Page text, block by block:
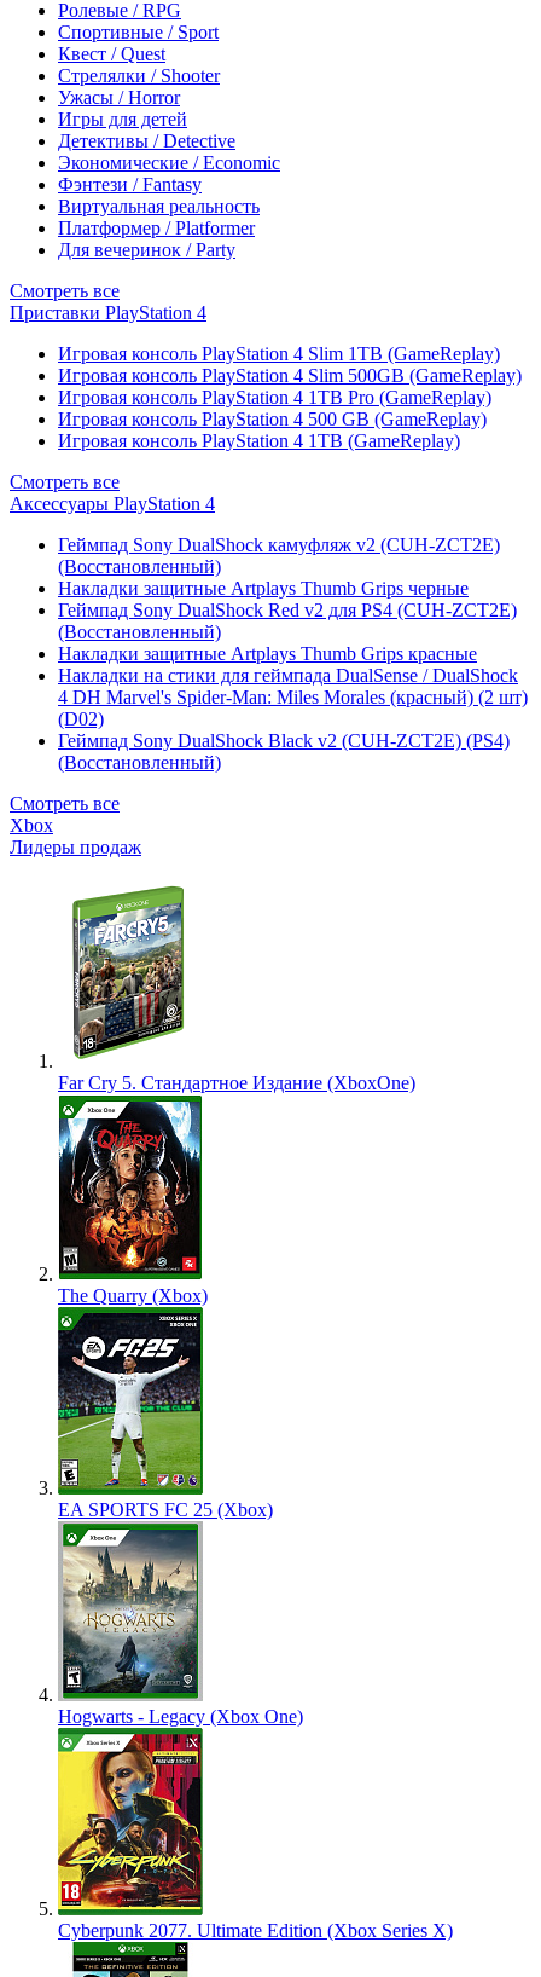
Ролевые / RPG
Спортивные / Sport
Квест / Quest
Стрелялки / Shooter
Ужасы / Horror
Игры для детей
Детективы / Detective
Экономические / Economic
Фэнтези / Fantasy
Виртуальная реальность
Платформер / Platformer
Для вечеринок / Party
Смотреть все
Приставки PlayStation 4
Игровая консоль PlayStation 4 Slim 1TB (GameReplay)
Игровая консоль PlayStation 4 Slim 500GB (GameReplay)
Игровая консоль PlayStation 4 1TB Pro (GameReplay)
Игровая консоль PlayStation 4 500 GB (GameReplay)
Игровая консоль PlayStation 4 1TB (GameReplay)
Смотреть все
Аксессуары PlayStation 4
Геймпад Sony DualShock камуфляж v2 (CUH-ZCT2E)
(Восстановленный)
Накладки защитные Artplays Thumb Grips черные
Геймпад Sony DualShock Red v2 для PS4 (CUH-ZCT2E)
(Восстановленный)
Накладки защитные Artplays Thumb Grips красные
Накладки на стики для геймпада DualSense / DualShock
4 DH Marvel's Spider-Man: Miles Morales (красный) (2 шт)
(D02)
Геймпад Sony DualShock Black v2 (CUH-ZCT2E) (PS4)
(Восстановленный)
Смотреть все
Xbox
Лидеры продаж
Far Cry 5. Стандартное Издание (XboxOne)
The Quarry (Xbox)
EA SPORTS FC 25 (Xbox)
Hogwarts - Legacy (Xbox One)
Cyberpunk 2077. Ultimate Edition (Xbox Series X)